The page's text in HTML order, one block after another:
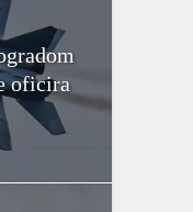
oficira